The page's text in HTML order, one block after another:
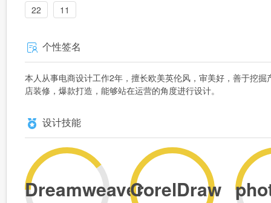
22 11
个性签名
本人从事电商设计工作2年，擅长欧美英伦风，审美好，善于挖
店装修，爆款打造，能够站在运营的角度进行设计。
设计技能
DreamweaverCorelDraw